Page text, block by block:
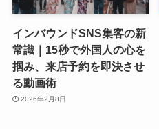
インバウンドSNS集客の新
常識｜15秒で外国人の心を
掴み、来店予約を即決させ
る動画術
2026年2月8日